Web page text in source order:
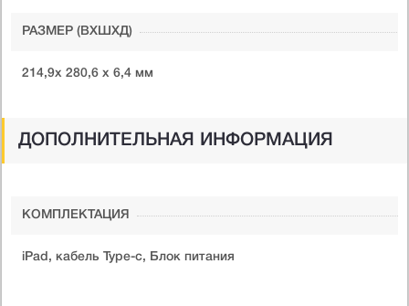
РАЗМЕР (ВXШXД)
214,9х 280,6 х 6,4 мм
ДОПОЛНИТЕЛЬНАЯ ИНФОРМАЦИЯ
КОМПЛЕКТАЦИЯ
iPad, кабель Type-c, Блок питания